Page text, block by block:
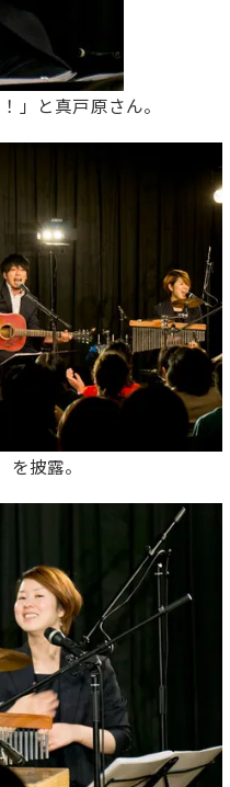
」と真戸原さん。
披露。